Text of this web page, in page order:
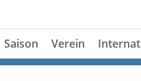
Saison Verein Internat